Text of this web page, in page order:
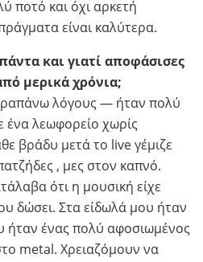
ποτό και όχι αρκετή
είναι καλύτερα.
και γιατί αποφάσισες
μερικά χρόνια;
λόγους — ήταν πολύ
ένα λεωφορείο χωρίς
βράδυ μετά το live γέμιζε
, μες στον καπνό.
ότι η μουσική είχε
δώσει. Στα είδωλά μου ήταν
ήταν ένας πολύ αφοσιωμένος
metal. Χρειαζόμουν να